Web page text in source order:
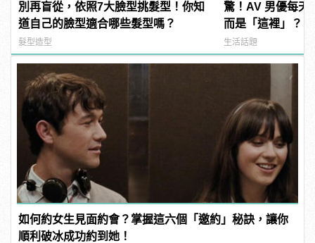
別再盲從，依照7大臉型挑髮型！你知
道自己的臉型適合哪些髮型嗎？
髮型造型
驚！AV 男優每天
而是「這裡」？ |
型男
生活話題
如何約女生見面約會？掌握這六個「邀約」秘訣，讓你
順利破冰成功約到她！